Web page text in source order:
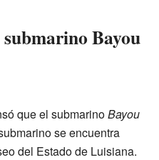
Bayou
que el submarinoBayou
se encuentra
del Estado de Luisiana.